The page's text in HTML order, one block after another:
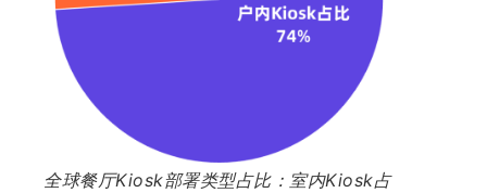
全球餐厅Kiosk部署类型占比：室内Kiosk占